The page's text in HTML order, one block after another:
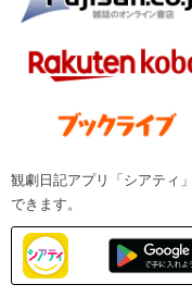
観劇日記アプリ「シアティ
できます。